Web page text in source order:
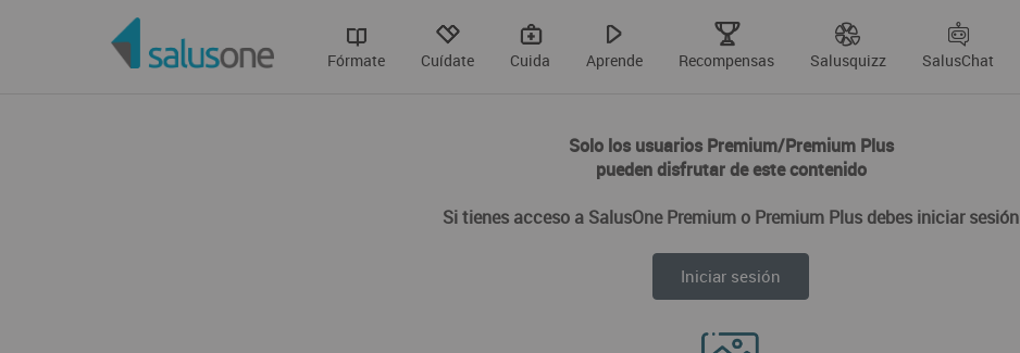
Fórmate Cuídate Cuida Aprende Recompensas Salusquizz SalusChat
Solo los usuarios Premium/Premium Plus
pueden disfrutar de este contenido
Si tienes acceso a SalusOne Premium o Premium Plus debes iniciar sesión
Iniciar sesión